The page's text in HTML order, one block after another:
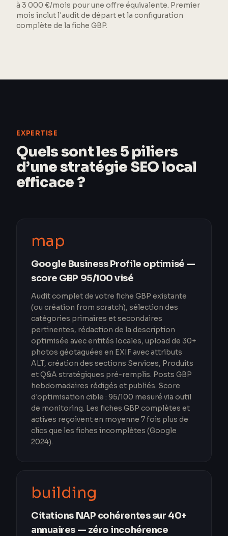
à 3 000 €/mois pour une offre équivalente. Premier
mois inclut l'audit de départ et la configuration
complète de la fiche GBP.
EXPERTISE
Quels sont les 5 piliers
d’une stratégie SEO local
efficace ?
map
Google Business Profile optimisé —
score GBP 95/100 visé
Audit complet de votre fiche GBP existante
(ou création from scratch), sélection des
catégories primaires et secondaires
pertinentes, rédaction de la description
optimisée avec entités locales, upload de 30+
photos géotaguées en EXIF avec attributs
ALT, création des sections Services, Produits
et Q&A stratégiques pré-remplis. Posts GBP
hebdomadaires rédigés et publiés. Score
d'optimisation cible : 95/100 mesuré via outil
de monitoring. Les fiches GBP complètes et
actives reçoivent en moyenne 7 fois plus de
clics que les fiches incomplètes (Google
2024).
building
Citations NAP cohérentes sur 40+
annuaires — zéro incohérence